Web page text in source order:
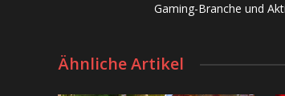
Gaming-Branche und
Ähnliche Artikel